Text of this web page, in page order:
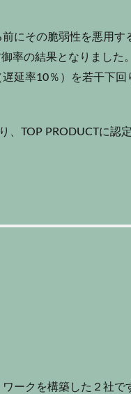
にその脆弱性を悪用す
率の結果となりました
延率10％）を若干下回
、TOP PRODUCTに認
ークを構築した２社で